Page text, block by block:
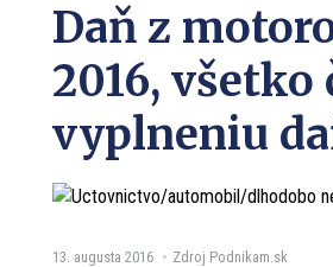
Daň z
2016,
vyplneniu
13. augusta 2016 Zdroj Podnikam.sk